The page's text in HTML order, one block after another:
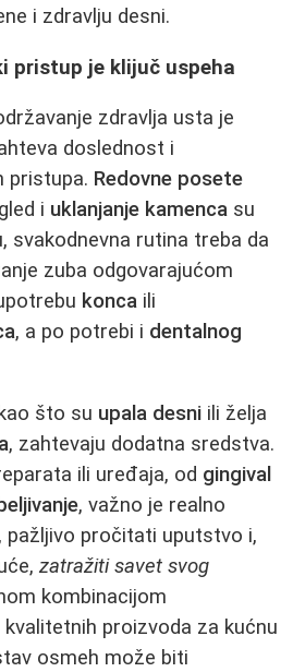
i zdravlju desni.
pristup je klijuč uspeha
zdravlja usta je
doslednost i
pristupa. Redovne posete
i uklanjanje kamenca su
svakodnevna rutina treba da
zuba odgovarajućom
konca ili
, a po potrebi i dentalnog
što su upala desni ili želja
, zahtevaju dodatna sredstva.
ili uređaja, od gingival
, važno je realno
pažljivo pročitati uputstvo i,
zatražiti savet svog
kombinacijom
proizvoda za kućnu
osmeh može biti